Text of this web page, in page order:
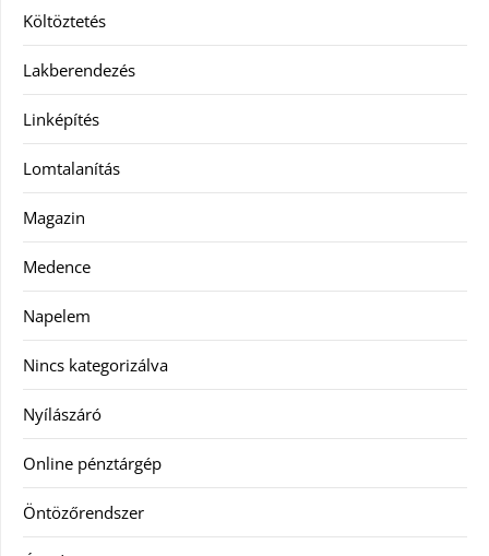
Költöztetés
Lakberendezés
Linképítés
Lomtalanítás
Magazin
Medence
Napelem
Nincs kategorizálva
Nyílászáró
Online pénztárgép
Öntözőrendszer